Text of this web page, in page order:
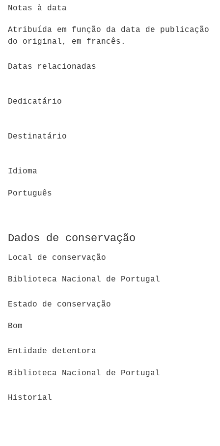
Notas à data
Atribuída em função da data de publicação
do original, em francês.
Datas relacionadas
Dedicatário
Destinatário
Idioma
Português
Dados de conservação
Local de conservação
Biblioteca Nacional de Portugal
Estado de conservação
Bom
Entidade detentora
Biblioteca Nacional de Portugal
Historial